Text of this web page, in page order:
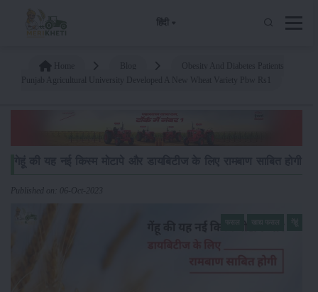
हिंदी
Published on: 06-Oct-2023